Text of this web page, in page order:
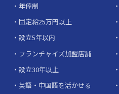
年俸制
固定給25万円以上
設立5年以内
フランチャイズ加盟店舗
設立30年以上
英語・中国語を活かせる